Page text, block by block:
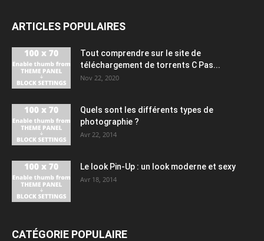
ARTICLES POPULAIRES
Tout comprendre sur le site de
téléchargement de torrents C Pas...
Nov 22, 2020
Quels sont les différents types de
photographie ?
Avr 22, 2014
Le look Pin-Up : un look moderne et sexy
Avr 18, 2014
CATÉGORIE POPULAIRE